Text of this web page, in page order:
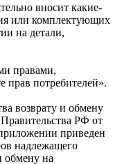
вносит какие-
или комплектующих
на детали,
правами,
потребителей».
возврату и обмену
РФ от
приведен
надлежащего
обмену на